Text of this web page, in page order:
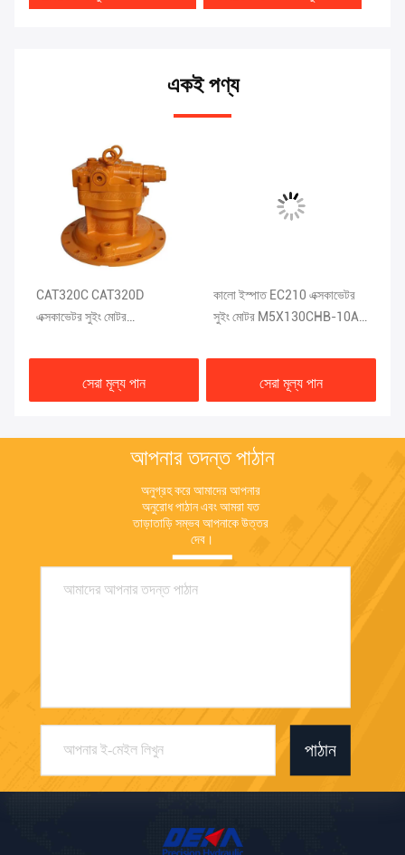
একই পণ্য
CAT320C CAT320D
এক্সকাভেটর সুইং মোটর
সেরা মূল্য পান
কালো ইস্পাত EC210 এক্সকাভেটর
সুইং মোটর M5X130CHB-10A-
সেরা মূল্য পান
আপনার তদন্ত পাঠান
অনুগ্রহ করে আমাদের আপনার
অনুরোধ পাঠান এবং আমরা যত
তাড়াতাড়ি সম্ভব আপনাকে উত্তর
দেব।
পাঠান